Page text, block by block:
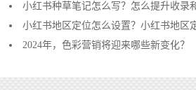
小红书种草笔记怎么写？怎么提升收录
小红书地区定位怎么设置？小红书地区
2024年，色彩营销将迎来哪些新变化？